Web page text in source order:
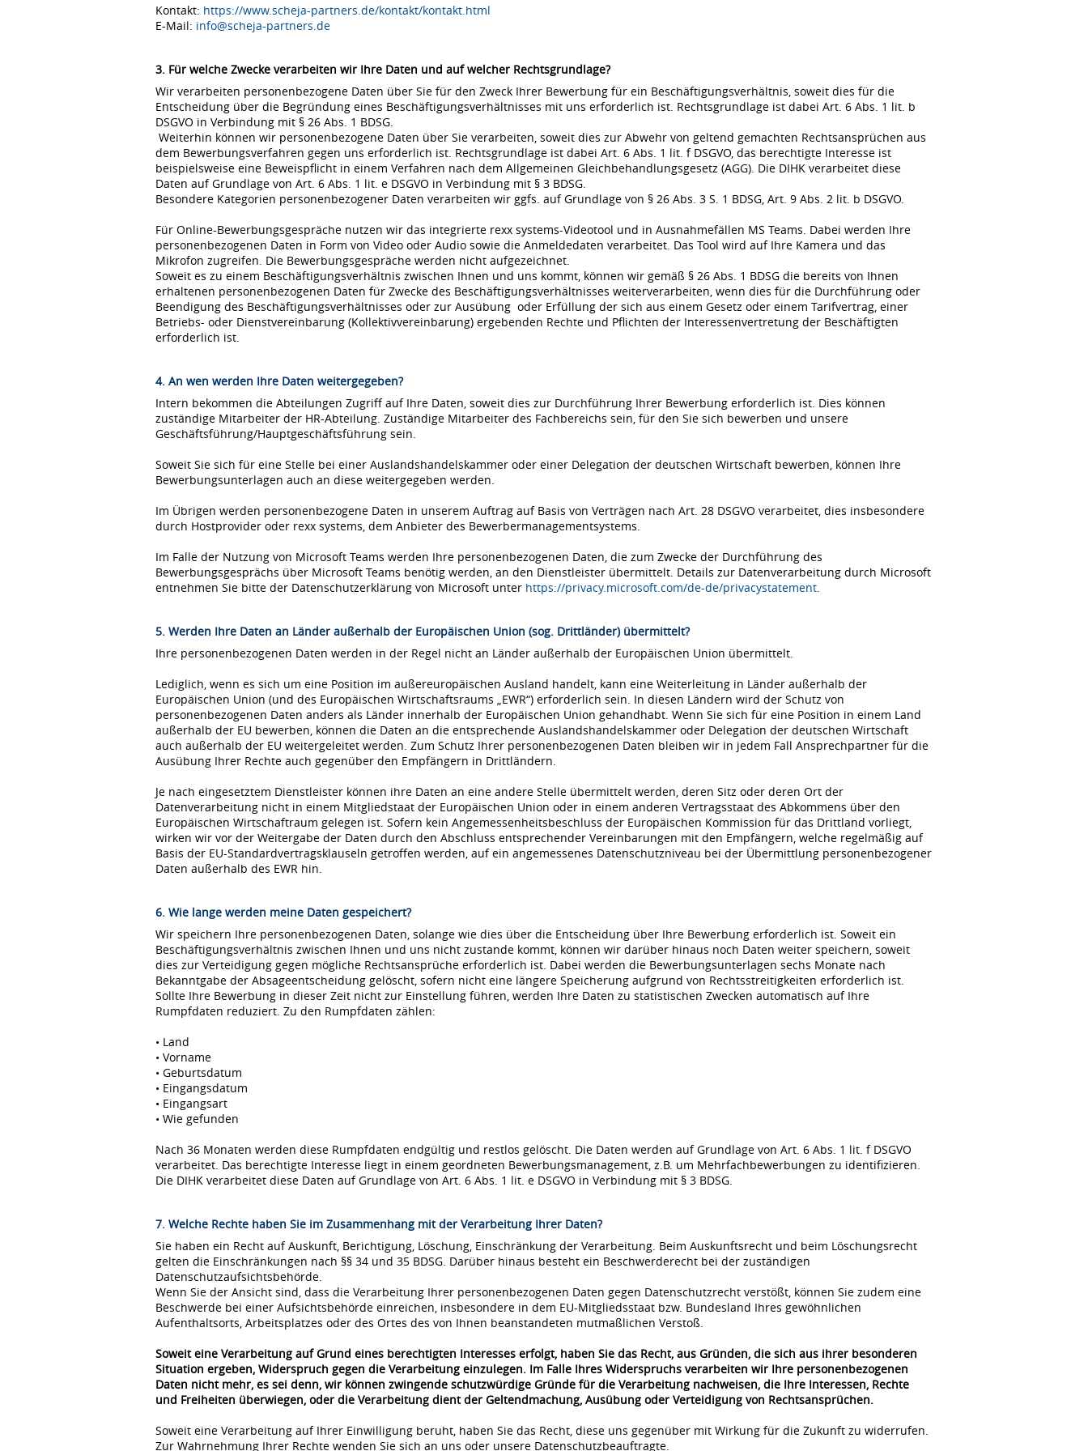
Kontakt: https://www.scheja-partners.de/kontakt/kontakt.html
E-Mail: info@scheja-partners.de
3. Für welche Zwecke verarbeiten wir Ihre Daten und auf welcher Rechtsgrundlage?
Wir verarbeiten personenbezogene Daten über Sie für den Zweck Ihrer Bewerbung für ein Beschäftigungsverhältnis, soweit dies für die
Entscheidung über die Begründung eines Beschäftigungsverhältnisses mit uns erforderlich ist. Rechtsgrundlage ist dabei Art. 6 Abs. 1 lit. b
DSGVO in Verbindung mit § 26 Abs. 1 BDSG.
Weiterhin können wir personenbezogene Daten über Sie verarbeiten, soweit dies zur Abwehr von geltend gemachten Rechtsansprüchen aus
dem Bewerbungsverfahren gegen uns erforderlich ist. Rechtsgrundlage ist dabei Art. 6 Abs. 1 lit. f DSGVO, das berechtigte Interesse ist
beispielsweise eine Beweispflicht in einem Verfahren nach dem Allgemeinen Gleichbehandlungsgesetz (AGG). Die DIHK verarbeitet diese
Daten auf Grundlage von Art. 6 Abs. 1 lit. e DSGVO in Verbindung mit § 3 BDSG.
Besondere Kategorien personenbezogener Daten verarbeiten wir ggfs. auf Grundlage von § 26 Abs. 3 S. 1 BDSG, Art. 9 Abs. 2 lit. b DSGVO.
Für Online-Bewerbungsgespräche nutzen wir das integrierte rexx systems-Videotool und in Ausnahmefällen MS Teams. Dabei werden Ihre
personenbezogenen Daten in Form von Video oder Audio sowie die Anmeldedaten verarbeitet. Das Tool wird auf Ihre Kamera und das
Mikrofon zugreifen. Die Bewerbungsgespräche werden nicht aufgezeichnet.
Soweit es zu einem Beschäftigungsverhältnis zwischen Ihnen und uns kommt, können wir gemäß § 26 Abs. 1 BDSG die bereits von Ihnen
erhaltenen personenbezogenen Daten für Zwecke des Beschäftigungsverhältnisses weiterverarbeiten, wenn dies für die Durchführung oder
Beendigung des Beschäftigungsverhältnisses oder zur Ausübung oder Erfüllung der sich aus einem Gesetz oder einem Tarifvertrag, einer
Betriebs- oder Dienstvereinbarung (Kollektivvereinbarung) ergebenden Rechte und Pflichten der Interessenvertretung der Beschäftigten
erforderlich ist.
4. An wen werden Ihre Daten weitergegeben?
Intern bekommen die Abteilungen Zugriff auf Ihre Daten, soweit dies zur Durchführung Ihrer Bewerbung erforderlich ist. Dies können
zuständige Mitarbeiter der HR-Abteilung. Zuständige Mitarbeiter des Fachbereichs sein, für den Sie sich bewerben und unsere
Geschäftsführung/Hauptgeschäftsführung sein.
Soweit Sie sich für eine Stelle bei einer Auslandshandelskammer oder einer Delegation der deutschen Wirtschaft bewerben, können Ihre
Bewerbungsunterlagen auch an diese weitergegeben werden.
Im Übrigen werden personenbezogene Daten in unserem Auftrag auf Basis von Verträgen nach Art. 28 DSGVO verarbeitet, dies insbesondere
durch Hostprovider oder rexx systems, dem Anbieter des Bewerbermanagementsystems.
Im Falle der Nutzung von Microsoft Teams werden Ihre personenbezogenen Daten, die zum Zwecke der Durchführung des
Bewerbungsgesprächs über Microsoft Teams benötig werden, an den Dienstleister übermittelt. Details zur Datenverarbeitung durch Microsoft
entnehmen Sie bitte der Datenschutzerklärung von Microsoft unter https://privacy.microsoft.com/de-de/privacystatement.
5. Werden Ihre Daten an Länder außerhalb der Europäischen Union (sog. Drittländer) übermittelt?
Ihre personenbezogenen Daten werden in der Regel nicht an Länder außerhalb der Europäischen Union übermittelt.
Lediglich, wenn es sich um eine Position im außereuropäischen Ausland handelt, kann eine Weiterleitung in Länder außerhalb der
Europäischen Union (und des Europäischen Wirtschaftsraums „EWR“) erforderlich sein. In diesen Ländern wird der Schutz von
personenbezogenen Daten anders als Länder innerhalb der Europäischen Union gehandhabt. Wenn Sie sich für eine Position in einem Land
außerhalb der EU bewerben, können die Daten an die entsprechende Auslandshandelskammer oder Delegation der deutschen Wirtschaft
auch außerhalb der EU weitergeleitet werden. Zum Schutz Ihrer personenbezogenen Daten bleiben wir in jedem Fall Ansprechpartner für die
Ausübung Ihrer Rechte auch gegenüber den Empfängern in Drittländern.
Je nach eingesetztem Dienstleister können ihre Daten an eine andere Stelle übermittelt werden, deren Sitz oder deren Ort der
Datenverarbeitung nicht in einem Mitgliedstaat der Europäischen Union oder in einem anderen Vertragsstaat des Abkommens über den
Europäischen Wirtschaftraum gelegen ist. Sofern kein Angemessenheitsbeschluss der Europäischen Kommission für das Drittland vorliegt,
wirken wir vor der Weitergabe der Daten durch den Abschluss entsprechender Vereinbarungen mit den Empfängern, welche regelmäßig auf
Basis der EU-Standardvertragsklauseln getroffen werden, auf ein angemessenes Datenschutzniveau bei der Übermittlung personenbezogener
Daten außerhalb des EWR hin.
6. Wie lange werden meine Daten gespeichert?
Wir speichern Ihre personenbezogenen Daten, solange wie dies über die Entscheidung über Ihre Bewerbung erforderlich ist. Soweit ein
Beschäftigungsverhältnis zwischen Ihnen und uns nicht zustande kommt, können wir darüber hinaus noch Daten weiter speichern, soweit
dies zur Verteidigung gegen mögliche Rechtsansprüche erforderlich ist. Dabei werden die Bewerbungsunterlagen sechs Monate nach
Bekanntgabe der Absageentscheidung gelöscht, sofern nicht eine längere Speicherung aufgrund von Rechtsstreitigkeiten erforderlich ist.
Sollte Ihre Bewerbung in dieser Zeit nicht zur Einstellung führen, werden Ihre Daten zu statistischen Zwecken automatisch auf Ihre
Rumpfdaten reduziert. Zu den Rumpfdaten zählen:
• Land
• Vorname
• Geburtsdatum
• Eingangsdatum
• Eingangsart
• Wie gefunden
Nach 36 Monaten werden diese Rumpfdaten endgültig und restlos gelöscht. Die Daten werden auf Grundlage von Art. 6 Abs. 1 lit. f DSGVO
verarbeitet. Das berechtigte Interesse liegt in einem geordneten Bewerbungsmanagement, z.B. um Mehrfachbewerbungen zu identifizieren.
Die DIHK verarbeitet diese Daten auf Grundlage von Art. 6 Abs. 1 lit. e DSGVO in Verbindung mit § 3 BDSG.
7. Welche Rechte haben Sie im Zusammenhang mit der Verarbeitung Ihrer Daten?
Sie haben ein Recht auf Auskunft, Berichtigung, Löschung, Einschränkung der Verarbeitung. Beim Auskunftsrecht und beim Löschungsrecht
gelten die Einschränkungen nach §§ 34 und 35 BDSG. Darüber hinaus besteht ein Beschwerderecht bei der zuständigen
Datenschutzaufsichtsbehörde.
Wenn Sie der Ansicht sind, dass die Verarbeitung Ihrer personenbezogenen Daten gegen Datenschutzrecht verstößt, können Sie zudem eine
Beschwerde bei einer Aufsichtsbehörde einreichen, insbesondere in dem EU-Mitgliedsstaat bzw. Bundesland Ihres gewöhnlichen
Aufenthaltsorts, Arbeitsplatzes oder des Ortes des von Ihnen beanstandeten mutmaßlichen Verstoß.
Soweit eine Verarbeitung auf Grund eines berechtigten Interesses erfolgt, haben Sie das Recht, aus Gründen, die sich aus ihrer besonderen
Situation ergeben, Widerspruch gegen die Verarbeitung einzulegen. Im Falle Ihres Widerspruchs verarbeiten wir Ihre personenbezogenen
Daten nicht mehr, es sei denn, wir können zwingende schutzwürdige Gründe für die Verarbeitung nachweisen, die Ihre Interessen, Rechte
und Freiheiten überwiegen, oder die Verarbeitung dient der Geltendmachung, Ausübung oder Verteidigung von Rechtsansprüchen.
Soweit eine Verarbeitung auf Ihrer Einwilligung beruht, haben Sie das Recht, diese uns gegenüber mit Wirkung für die Zukunft zu widerrufen.
Zur Wahrnehmung Ihrer Rechte wenden Sie sich an uns oder unsere Datenschutzbeauftragte.